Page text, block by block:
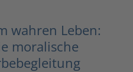
wahren Leben:
moralische